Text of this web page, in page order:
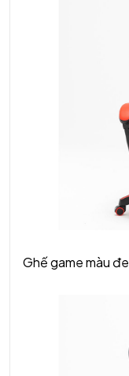
Ghế game màu